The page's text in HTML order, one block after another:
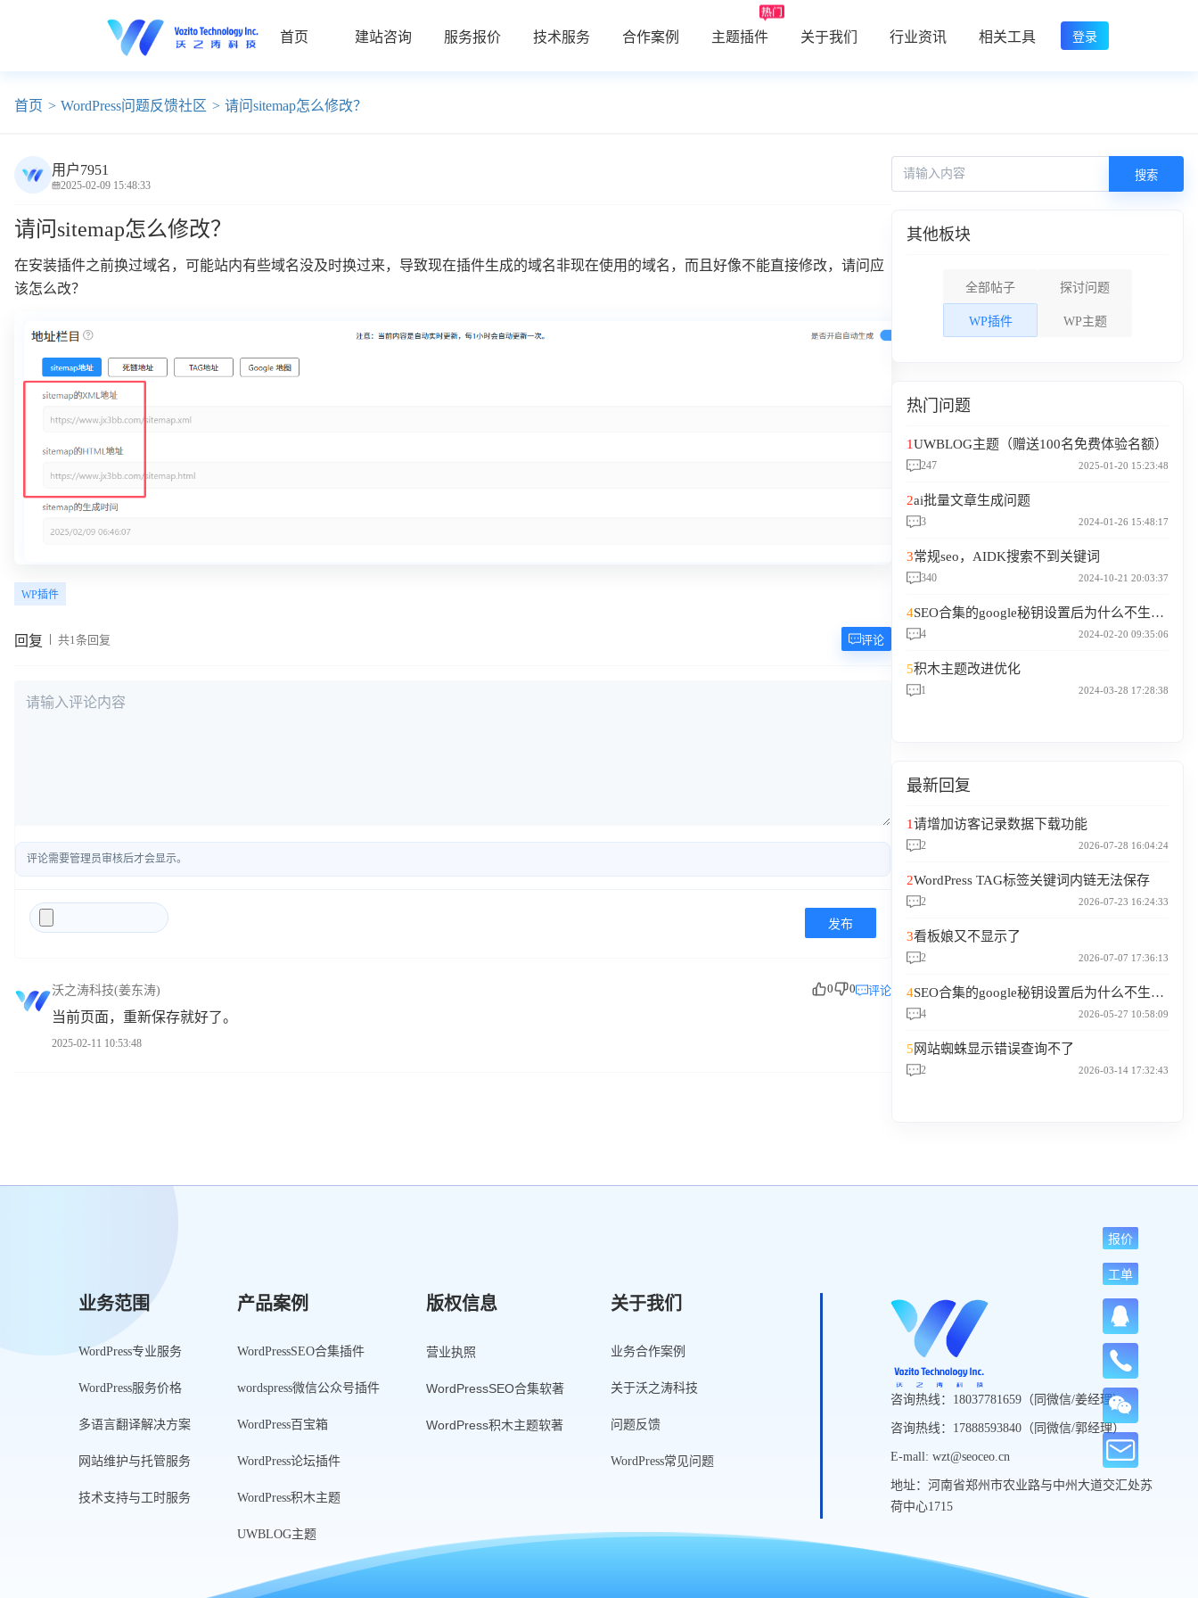
首页 建站咨询 服务报价 技术服务 合作案例 主题插件 关于我们 行业资讯 相关工具 登录
首页 WordPress问题反馈社区 请问sitemap怎么修改？
用户7951
2025-02-09 15:48:33
请问sitemap怎么修改？
在安装插件之前换过域名，可能站内有些域名没及时换过来，导致现在插件生成的域名非现在使用的域名，而且好像不能直接修改，请问应
该怎么改？
WP插件
回复 共1条回复 评论
评论需要管理员审核后才会显示。
发布
沃之涛科技(姜东涛) 0 0 评论
当前页面，重新保存就好了。
2025-02-11 10:53:48
搜索
其他板块
全部帖子 探讨问题
WP插件 WP主题
热门问题
1UWBLOG主题（赠送100名免费体验名额）
247 2025-01-20 15:23:48
2ai批量文章生成问题
3 2024-01-26 15:48:17
3常规seo，AIDK搜索不到关键词
340 2024-10-21 20:03:37
4 SEO合集的google秘钥设置后为什么不生效？
4 2024-02-20 09:35:06
5积木主题改进优化
1 2024-03-28 17:28:38
最新回复
1请增加访客记录数据下载功能
2 2026-07-28 16:04:24
2WordPress TAG标签关键词内链无法保存
2 2026-07-23 16:24:33
3看板娘又不显示了
2 2026-07-07 17:36:13
4 SEO合集的google秘钥设置后为什么不生效？
4 2026-05-27 10:58:09
5 网站蜘蛛显示错误查询不了
2 2026-03-14 17:32:43
业务范围
WordPress专业服务
WordPress服务价格
多语言翻译解决方案
网站维护与托管服务
技术支持与工时服务
产品案例
WordPressSEO合集插件
wordspress微信公众号插件
WordPress百宝箱
WordPress论坛插件
WordPress积木主题
UWBLOG主题
版权信息
营业执照
WordPressSEO合集软著
WordPress积木主题软著
关于我们
业务合作案例
关于沃之涛科技
问题反馈
WordPress常见问题
咨询热线：18037781659（同微信/姜经理）
咨询热线：17888593840（同微信/郭经理）
E-mall: wzt@seoceo.cn
地址：河南省郑州市农业路与中州大道交汇处苏
荷中心1715
报价
工单